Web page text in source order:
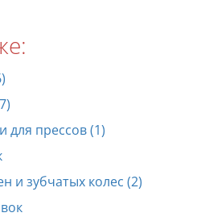
для прессов (1)
и зубчатых колес (2)